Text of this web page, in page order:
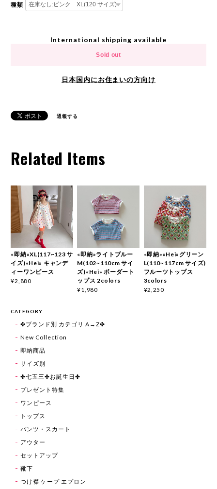
種類
International shipping available
Sold out
日本国内にお住まいの方向け
通報する
Related Items
«即納»XL(117~123 サ
イズ)«Hei» キャンデ
ィーワンピース
¥2,880
«即納»ライトブルー
M(102~110cm サイ
ズ)«Hei» ボーダート
ップス 2colors
¥1,980
«即納»«Hei»グリーン
L(110~117cm サイズ)
フルーツトップス
3colors
¥2,250
CATEGORY
✤ブランド別 カテゴリ A→Z✤
New Collection
即納商品
サイズ別
✤七五三✤お誕生日✤
プレゼント特集
ワンピース
トップス
パンツ・スカート
アウター
セットアップ
靴下
つけ襟 ケープ エプロン